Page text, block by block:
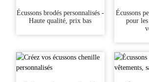
Écussons brodés personnalisés -
Haute qualité, prix bas
Écussons
pour les